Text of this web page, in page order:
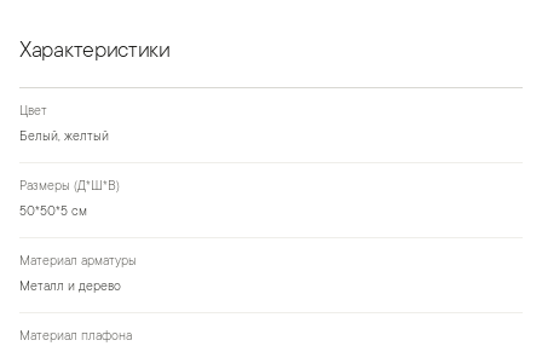
Характеристики
Цвет
Белый, желтый
Размеры (Д*Ш*В)
50*50*5 см
Материал арматуры
Металл и дерево
Материал плафона